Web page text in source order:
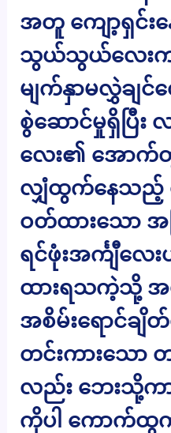
အတူ ကျော့ရှင်
သွယ်သွယ်လေးက
မျက်နှာမလွှဲချ
စွဲဆောင်မှုရှိပ
လေး၏ အောက်
လျှံထွက်နေသည့် ရ
ဝတ်ထားသော အ
ရင်ဖုံးအင်္ကျီလေ
ထားရသကဲ့သို့
အစိမ်းရောင်ခ
တင်းကားသော တ
လည်း ဘေးသို့က
ကိုပါ ကောက်ထွ